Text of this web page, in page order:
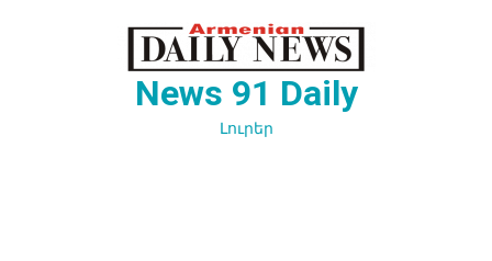
News 91 Daily
Լուրեր